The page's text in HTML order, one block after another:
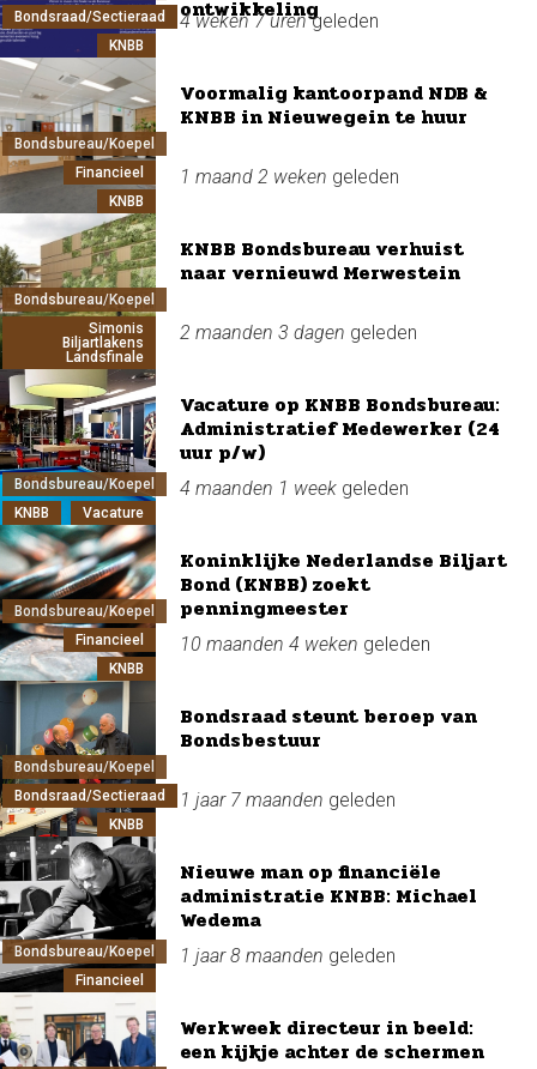
Bondsraad/Sectieraad
KNBB
ontwikkeling
4 weken 7 urengeleden
Bondsbureau/Koepel
Financieel
KNBB
Voormalig kantoorpand NDB &
KNBB in Nieuwegein te huur
1 maand 2 weken geleden
Bondsbureau/Koepel
Simonis
Biljartlakens
Landsfinale
KNBB Bondsbureau verhuist
naar vernieuwd Merwestein
2 maanden 3 dagen geleden
Bondsbureau/Koepel
KNBB
Vacature
Vacature op KNBB Bondsbureau:
Administratief Medewerker (24
uur p/w)
4 maanden 1 week geleden
Bondsbureau/Koepel
Financieel
KNBB
Koninklijke Nederlandse Biljart
Bond (KNBB) zoekt
penningmeester
10 maanden 4 weken geleden
Bondsbureau/Koepel
Bondsraad/Sectieraad
KNBB
Bondsraad steunt beroep van
Bondsbestuur
1 jaar 7 maanden geleden
Bondsbureau/Koepel
Financieel
Nieuwe man op financiële
administratie KNBB: Michael
Wedema
1 jaar 8 maanden geleden
Werkweek directeur in beeld:
een kijkje achter de schermen